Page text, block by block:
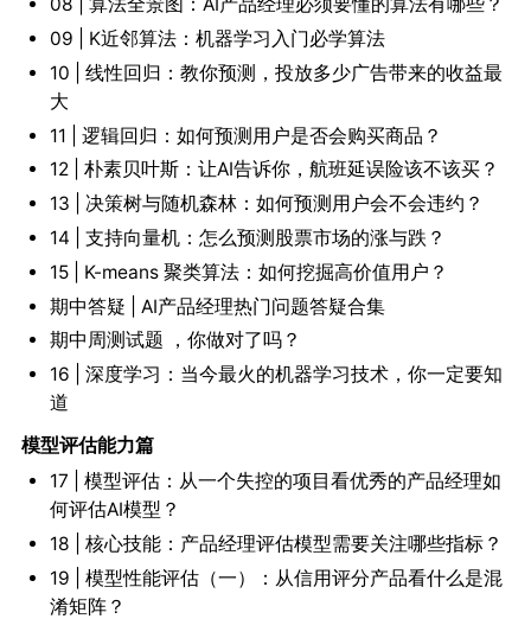
08 | 算法全景图：AI产品经理必须要懂的算法有哪些？
09 | K近邻算法：机器学习入门必学算法
10 | 线性回归：教你预测，投放多少广告带来的收益最
大
11 | 逻辑回归：如何预测用户是否会购买商品？
12 | 朴素贝叶斯：让AI告诉你，航班延误险该不该买？
13 | 决策树与随机森林：如何预测用户会不会违约？
14 | 支持向量机：怎么预测股票市场的涨与跌？
15 | K-means 聚类算法：如何挖掘高价值用户？
期中答疑 | AI产品经理热门问题答疑合集
期中周测试题 ，你做对了吗？
16 | 深度学习：当今最火的机器学习技术，你一定要知
道
模型评估能力篇
17 | 模型评估：从一个失控的项目看优秀的产品经理如
何评估AI模型？
18 | 核心技能：产品经理评估模型需要关注哪些指标？
19 | 模型性能评估（一）：从信用评分产品看什么是混
淆矩阵？